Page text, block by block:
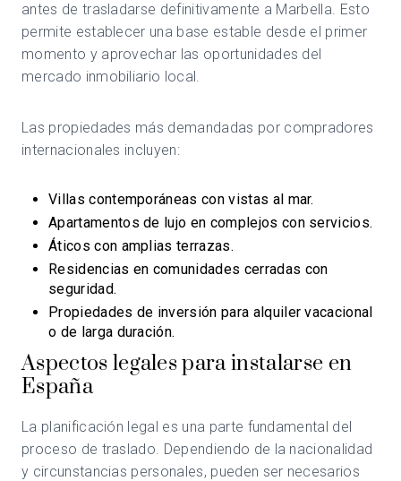
antes de trasladarse definitivamente a Marbella. Esto
permite establecer una base estable desde el primer
momento y aprovechar las oportunidades del
mercado inmobiliario local.
Las propiedades más demandadas por compradores
internacionales incluyen:
Villas contemporáneas con vistas al mar.
Apartamentos de lujo en complejos con servicios.
Áticos con amplias terrazas.
Residencias en comunidades cerradas con
seguridad.
Propiedades de inversión para alquiler vacacional
o de larga duración.
Aspectos legales para instalarse en
España
La planificación legal es una parte fundamental del
proceso de traslado. Dependiendo de la nacionalidad
y circunstancias personales, pueden ser necesarios